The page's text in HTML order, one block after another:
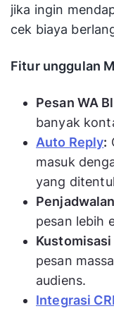
KirimWA
jika ingin
cek biaya
Fitur unggulan
Pesan WA
banyak
Auto Reply:
masuk
yang
pesan lebih
Kustomisasi
pesan
audiens.
Integrasi